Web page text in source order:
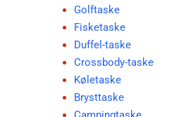
Golftaske
Fisketaske
Duffel-taske
Crossbody-taske
Køletaske
Brysttaske